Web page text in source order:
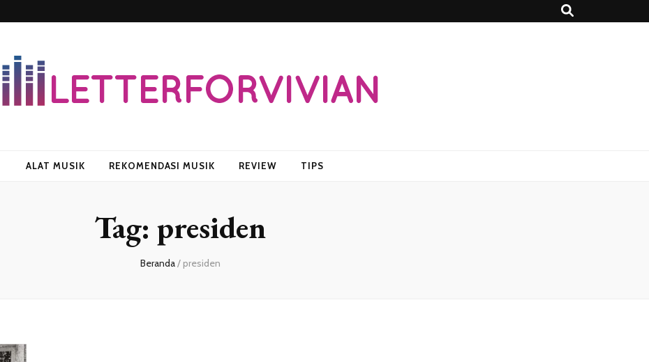
ALAT MUSIK REKOMENDASI MUSIK REVIEW TIPS
Tag: presiden
Beranda/ presiden